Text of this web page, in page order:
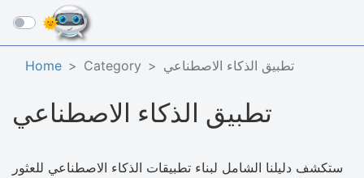
☰
Home Category تطبيق الذكاء الاصطناعي
تطبيق الذكاء الاصطناعي
ستكشف دليلنا الشامل لبناء تطبيقات الذكاء الاصطناعي للعثور